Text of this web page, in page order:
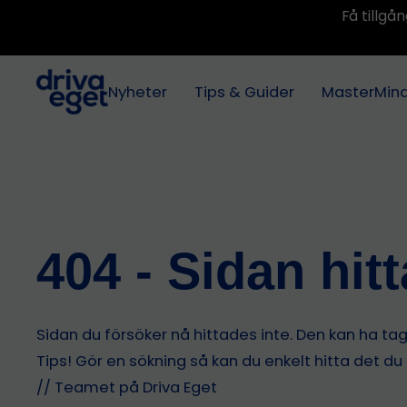
Få
Nyheter Tips & Guider
404 - Sidan
Sidan du försöker nå hittades inte. Den kan ha
Tips! Gör en sökning så kan du enkelt hitta det
// Teamet på Driva Eget